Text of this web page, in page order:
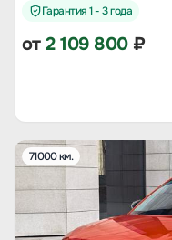
Гарантия 1 - 3 года
от2 109 800₽
71000 км.